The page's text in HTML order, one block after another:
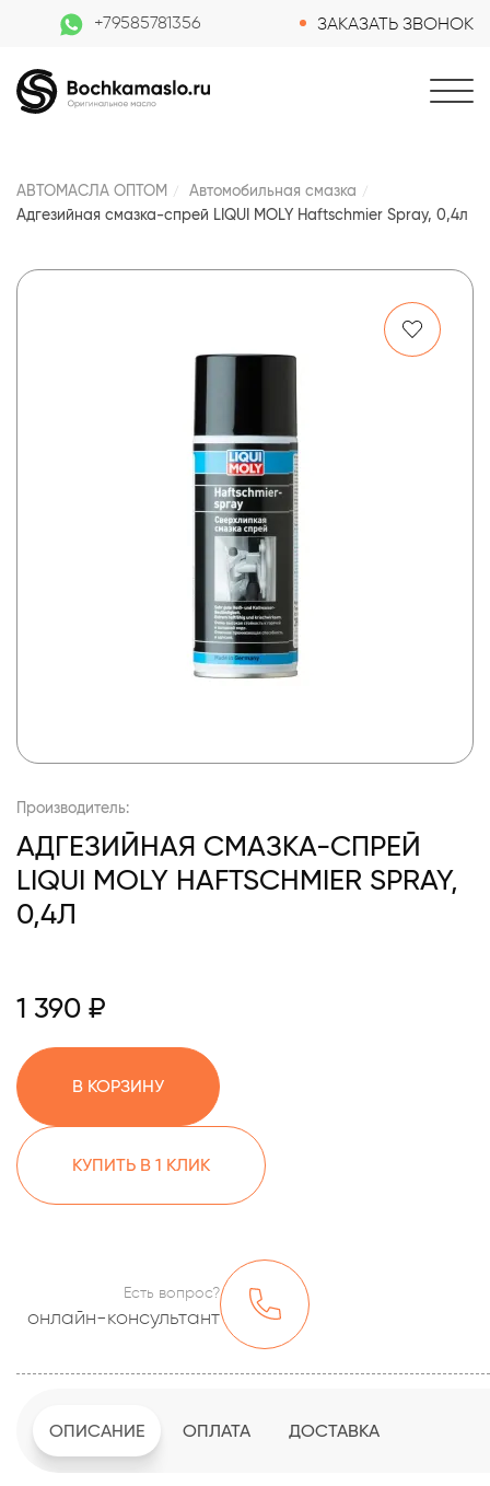
+79585781356 ЗАКАЗАТЬ ЗВОНОК
АВТОМАСЛА ОПТОМ
Автомобильная смазка
Адгезийная смазка-спрей LIQUI MOLY Haftschmier Spray, 0,4л
Производитель:
АДГЕЗИЙНАЯ СМАЗКА-СПРЕЙ
LIQUI MOLY HAFTSCHMIER SPRAY,
0,4Л
1 390 ₽
В КОРЗИНУ
КУПИТЬ В 1 КЛИК
Есть вопрос?
онлайн-консультант
ОПИСАНИЕ ОПЛАТА ДОСТАВКА